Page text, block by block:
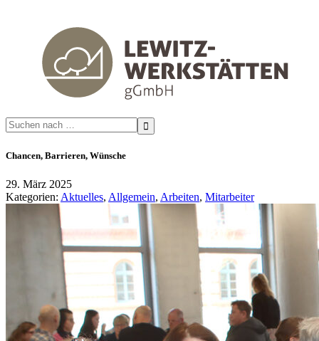
Search
for:
Chancen, Barrieren, Wünsche
29. März 2025
Kategorien: Aktuelles, Allgemein, Arbeiten, Mitarbeiter